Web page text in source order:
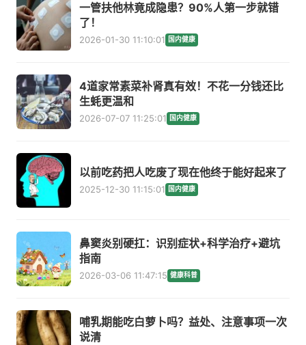
一管扶他林竟成隐患？90%人第一步就错
了！
2026-01-30 11:10:01 国内健康
4道家常素菜补肾真有效！不花一分钱还比
生蚝更温和
2026-07-07 11:25:01 国内健康
以前吃药把人吃废了现在他终于能好起来了
2025-12-30 11:15:01 国内健康
鼻窦炎别硬扛：识别症状+科学治疗+避坑
指南
2026-03-06 11:47:15 健康科普
哺乳期能吃白萝卜吗？益处、注意事项一次
说清